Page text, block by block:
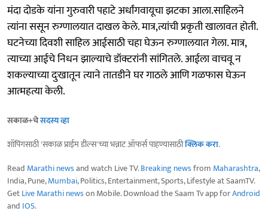
मंदा दोडके यांना गुरुवारी पहाटे अर्धांगवायूचा झटका आला.साहिलने
त्यांना ससून रुग्णालयात दाखल केले. मात्र,त्यांची प्रकृती खालावत होती.
घटनेच्या दिवशी साहिल आईसाठी चहा घेऊन रुग्णालयात गेला. मात्र,
त्याच्या आईचे निधन झाल्याचे डॉक्टरांनी सांगितले. आईला वाचवू न
शकल्याच्या दुःखातून त्याने तातडीने घर गाठले आणि गळफास घेऊन
आत्महत्या केली.
सकाळ+चेसदस्य व्हा
शॉपिंगसाठी 'सकाळ प्राईम डील्स'च्या भन्नाट ऑफर्स पाहण्यासाठीक्लिक करा.
Read Marathi newsand watch Live TV.Breaking newsfrom Maharashtra,
India, Pune,Mumbai, Politics, Entertainment, Sports, Lifestyle at SaamTV.
GetLive Marathi newson Mobile. Download the Saam Tv app forAndroid
and IOS.